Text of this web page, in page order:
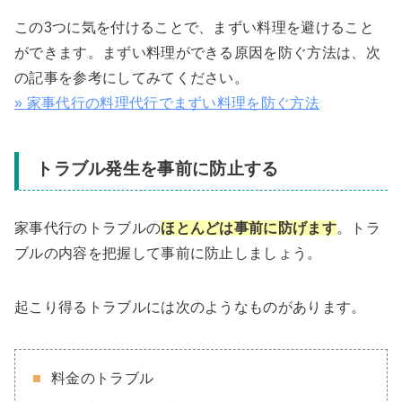
この3つに気を付けることで、まずい料理を避けること
ができます。まずい料理ができる原因を防ぐ方法は、次
の記事を参考にしてみてください。
» 家事代行の料理代行でまずい料理を防ぐ方法
トラブル発生を事前に防止する
家事代行のトラブルのほとんどは事前に防げます。トラ
ブルの内容を把握して事前に防止しましょう。
起こり得るトラブルには次のようなものがあります。
料金のトラブル